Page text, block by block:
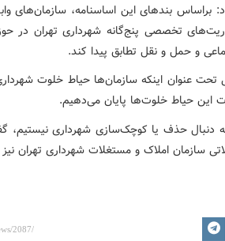
براساس بندهای این اساسنامه،‌ سازمان‌های
تخصصی پنج‌گانه شهرداری تهران در
و حمل و نقل تطابق پیدا کند.
تحت عنوان اینکه سازمان‌ها حیاط خلوت
این حیاط‌ خلوت‌ها پایان می‌دهیم.
به دنبال حذف یا کوچک‌سازی شهرداری نیستیم،
سازمان املاک و مستغلات شهرداری تهران نیز